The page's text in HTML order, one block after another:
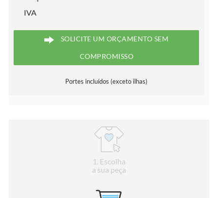
IVA
SOLICITE UM ORÇAMENTO SEM
COMPROMISSO
Portes incluídos (exceto ilhas)
1 . Escolha
a sua peça